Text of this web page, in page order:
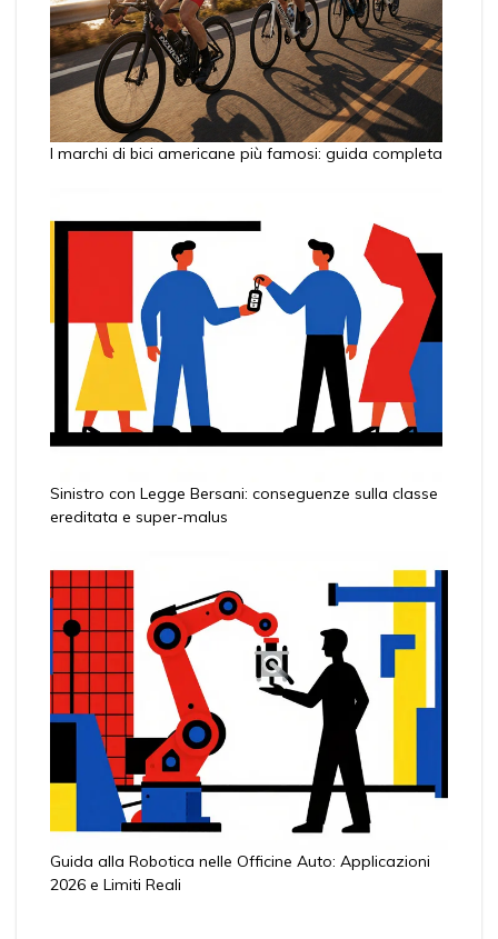
I marchi di bici americane più famosi: guida completa
Sinistro con Legge Bersani: conseguenze sulla classe
ereditata e super-malus
Guida alla Robotica nelle Officine Auto: Applicazioni
2026 e Limiti Reali